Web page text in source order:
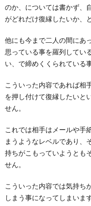
のか、については書かず、
がどれだけ復縁したいか、
他にも今まで二人の間にあ
思っている事を羅列してい
い、で締めくくられている
こういった内容であれば相
を押し付けて復縁したいと
せん。
これでは相手はメールや手
まうようなレベルであり、
持ちがこもっていようとも
せん。
こういった内容では気持ち
しまう事になってしまいます